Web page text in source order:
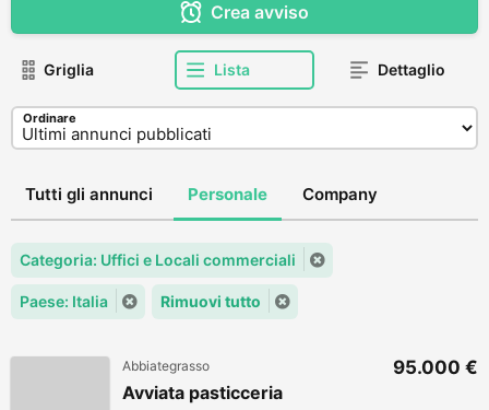
Crea avviso
Griglia Lista Dettaglio
Ordinare
Tutti gli annunci Personale Company
Categoria: Uffici e Locali commerciali
Paese: Italia Rimuovi tutto
Abbiategrasso
Avviata pasticceria
95.000 €